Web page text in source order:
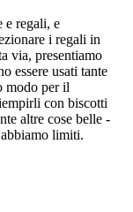
e regali, e
i regali in
via, presentiamo
essere usati tante
modo per il
con biscotti
altre cose belle -
limiti.